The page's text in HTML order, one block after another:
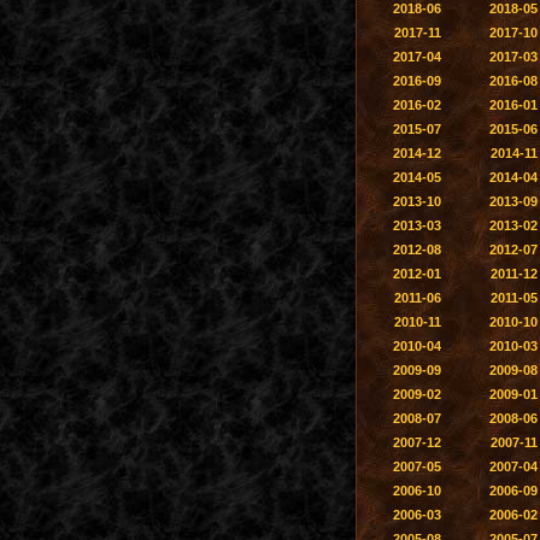
2018-06
2018-05
2017-11
2017-10
2017-04
2017-03
2016-09
2016-08
2016-02
2016-01
2015-07
2015-06
2014-12
2014-11
2014-05
2014-04
2013-10
2013-09
2013-03
2013-02
2012-08
2012-07
2012-01
2011-12
2011-06
2011-05
2010-11
2010-10
2010-04
2010-03
2009-09
2009-08
2009-02
2009-01
2008-07
2008-06
2007-12
2007-11
2007-05
2007-04
2006-10
2006-09
2006-03
2006-02